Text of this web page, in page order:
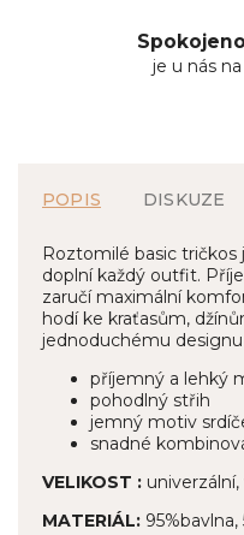
je u nás
POPIS DISKUZE
Roztomilé basic
doplní každý outfit.
zaručí maximální
hodí ke kraťasům,
jednoduchému
příjemný a lehký
pohodlný střih
jemný motiv
snadné
VELIKOST :
MATERIÁL: 95%bavlna,